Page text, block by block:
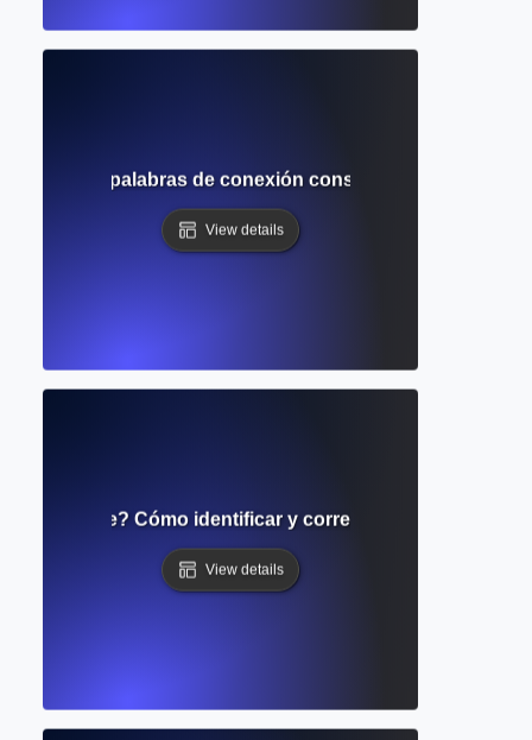
Cómo las palabras de conexión construyen oraciones
View details
colgante? Cómo identificar y corregir descripciones
View details